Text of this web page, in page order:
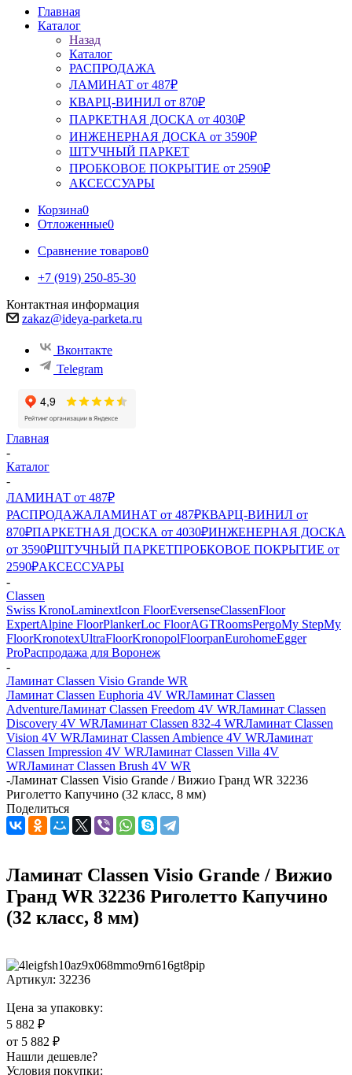
Главная
Каталог
Назад
Каталог
РАСПРОДАЖА
ЛАМИНАТ от 487₽
КВАРЦ-ВИНИЛ от 870₽
ПАРКЕТНАЯ ДОСКА от 4030₽
ИНЖЕНЕРНАЯ ДОСКА от 3590₽
ШТУЧНЫЙ ПАРКЕТ
ПРОБКОВОЕ ПОКРЫТИЕ от 2590₽
АКСЕССУАРЫ
Корзина0
Отложенные0
Сравнение товаров0
+7 (919) 250-85-30
Контактная информация
zakaz@ideya-parketa.ru
Вконтакте
Telegram
Главная
-
Каталог
-
ЛАМИНАТ от 487₽
РАСПРОДАЖАЛАМИНАТ от 487₽КВАРЦ-ВИНИЛ от
870₽ПАРКЕТНАЯ ДОСКА от 4030₽ИНЖЕНЕРНАЯ ДОСКА
от 3590₽ШТУЧНЫЙ ПАРКЕТПРОБКОВОЕ ПОКРЫТИЕ от
2590₽АКСЕССУАРЫ
-
Classen
Swiss KronoLaminextIcon FloorEversenseClassenFloor
ExpertAlpine FloorPlankerLoc FloorAGTRoomsPergoMy StepMy
FloorKronotexUltraFloorKronopolFloorpanEurohomeEgger
ProРаспродажа для Воронеж
-
Ламинат Classen Visio Grande WR
Ламинат Classen Euphoria 4V WRЛаминат Classen
AdventureЛаминат Classen Freedom 4V WRЛаминат Classen
Discovery 4V WRЛаминат Classen 832-4 WRЛаминат Classen
Vision 4V WRЛаминат Classen Ambience 4V WRЛаминат
Classen Impression 4V WRЛаминат Classen Villa 4V
WRЛаминат Classen Brush 4V WR
-Ламинат Classen Visio Grande / Вижио Гранд WR 32236
Риголетто Капучино (32 класс, 8 мм)
Поделиться
Ламинат Classen Visio Grande / Вижио
Гранд WR 32236 Риголетто Капучино
(32 класс, 8 мм)
Артикул: 32236
Цена за упаковку:
5 882 ₽
от 5 882 ₽
Нашли дешевле?
Условия покупки: